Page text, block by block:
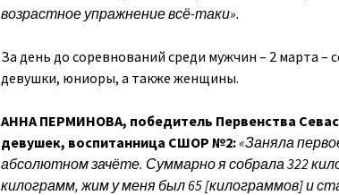
возрастное упражнение всё-таки».
За день до соревнований среди мужчин – 2 марта –
девушки, юниоры, а также женщины.
АННА ПЕРМИНОВА, победитель Первенства
девушек, воспитанница СШОР №2:«Заняла
абсолютном зачёте. Суммарно я собрала 322
килограмм, жим у меня был 65 [килограммов] и